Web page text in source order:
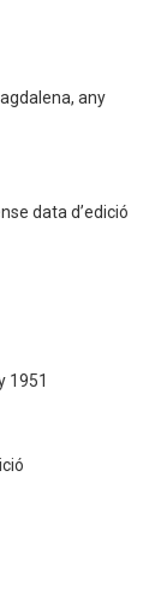
any
data d’edició
1951